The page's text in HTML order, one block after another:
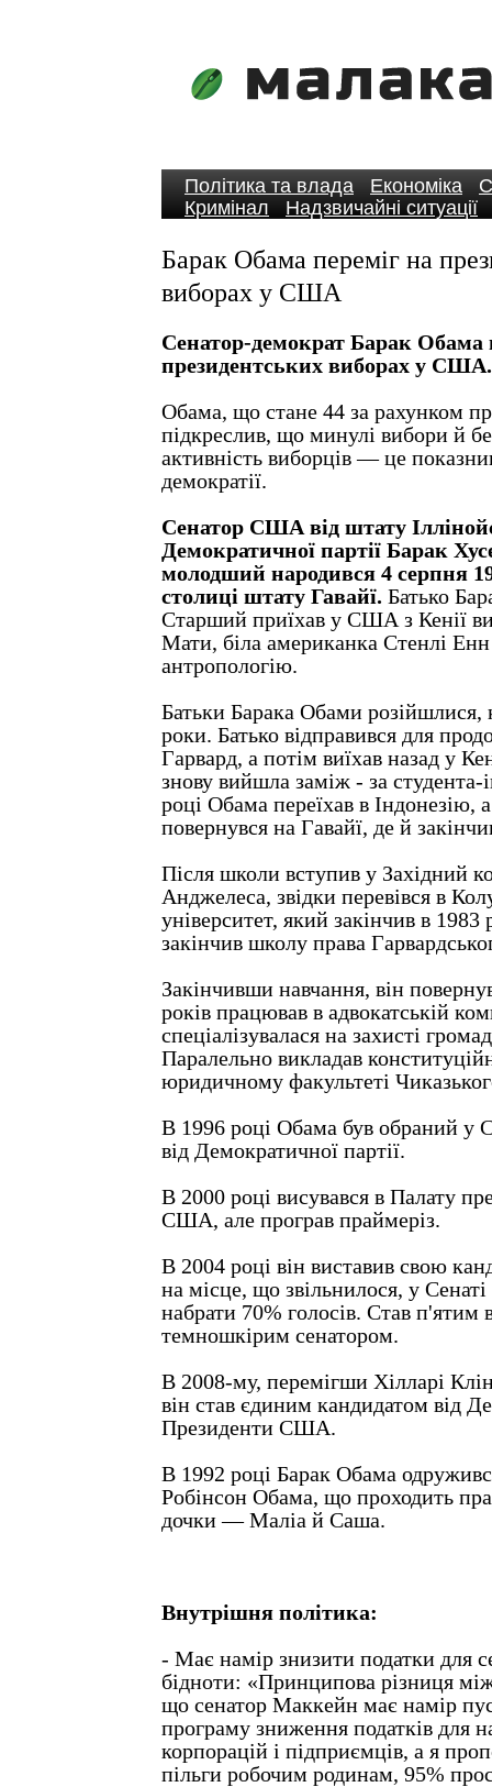
Політика та влада Економіка
Кримінал
Надзвичайні ситуації
Барак Обама переміг на
виборах у США
Сенатор-демократ Барак Обама
президентських виборах у США.
Обама, що стане 44 за рахунком
підкреслив, що минулі вибори й
активність виборців — це
демократії.
Сенатор США від штату
Демократичної партії Барак
молодший народився 4 серпня
столиці штату Гавайї. Батько
Старший приїхав у США з Кенії
Мати, біла американка Стенлі
антропологію.
Батьки Барака Обами розійшлися,
роки. Батько відправився для
Гарвард, а потім виїхав назад у
знову вийшла заміж - за студента-
році Обама переїхав в
повернувся на Гавайї, де й
Після школи вступив у Західний
Анджелеса, звідки перевівся в
університет, який закінчив в 1983
закінчив школу права
Закінчивши навчання, він
років працював в адвокатській
спеціалізувалася на захисті
Паралельно викладав
юридичному факультеті
В 1996 році Обама був обраний у
від Демократичної партії.
В 2000 році висувався в Палату
США, але програв праймеріз.
В 2004 році він виставив свою
на місце, що звільнилося, у
набрати 70% голосів. Став п'ятим
темношкірим сенатором.
В 2008-му, перемігши Хілларі
він став єдиним кандидатом від
Президенти США.
В 1992 році Барак Обама
Робінсон Обама, що проходить
дочки — Маліа й Саша.
Внутрішня політика:
- Має намір знизити податки для
бідноти: «Принципова різниця
що сенатор Маккейн має намір
програму зниження податків для
корпорацій і підприємців, а я
пільги робочим родинам, 95%